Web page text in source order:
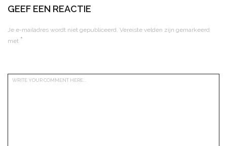
GEEF EEN REACTIE
Je e-mailadres wordt niet gepubliceerd. Vereiste velden zijn gemarkeerd
met *